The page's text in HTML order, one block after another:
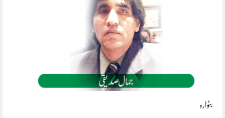
بٹوارہ